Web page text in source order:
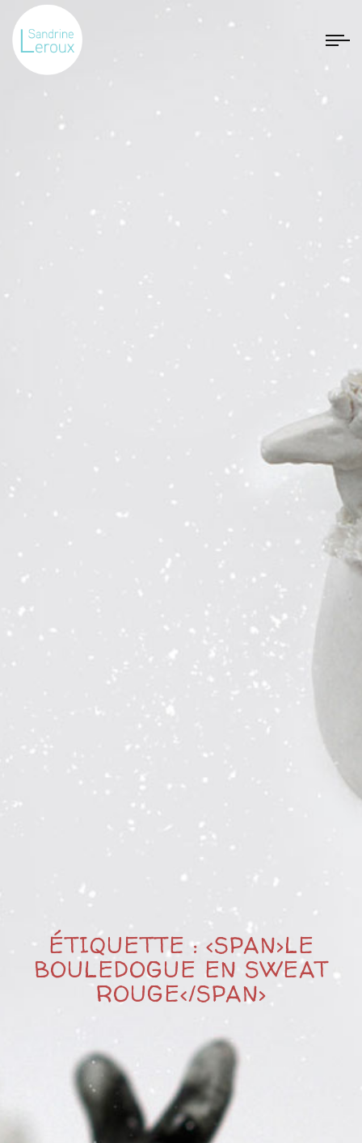
ÉTIQUETTE : <SPAN>LE
BOULEDOGUE EN SWEAT
ROUGE</SPAN>